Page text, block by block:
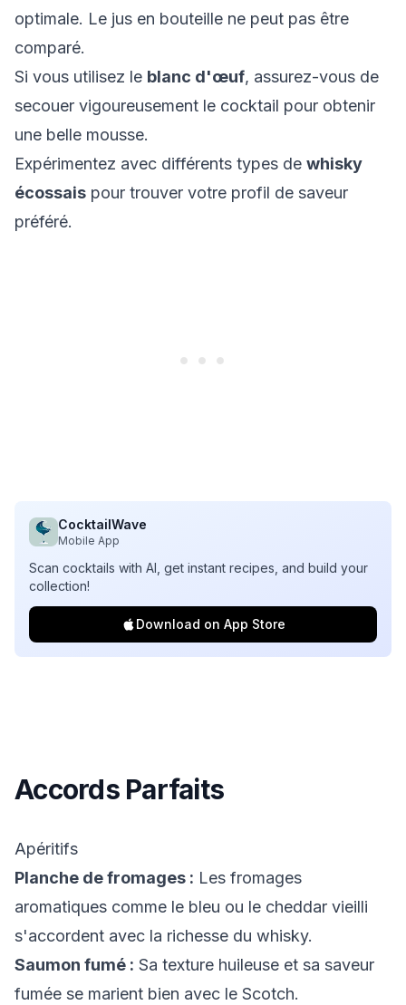
optimale. Le jus en bouteille ne peut pas être
comparé.
Si vous utilisez le blanc d'œuf, assurez-vous de
secouer vigoureusement le cocktail pour obtenir
une belle mousse.
Expérimentez avec différents types de whisky
écossais pour trouver votre profil de saveur
préféré.
CocktailWave
Mobile App
Scan cocktails with AI, get instant recipes, and build your
collection!
Download on App Store
Accords Parfaits
Apéritifs
Planche de fromages : Les fromages
aromatiques comme le bleu ou le cheddar vieilli
s'accordent avec la richesse du whisky.
Saumon fumé : Sa texture huileuse et sa saveur
fumée se marient bien avec le Scotch.